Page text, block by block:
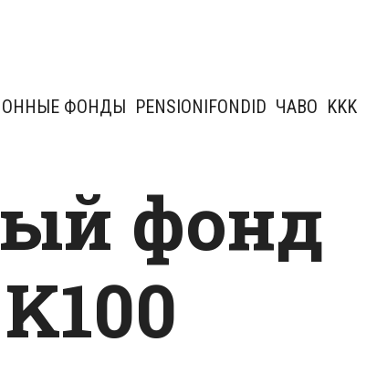
ФОНДЫ PENSIONIFONDID ЧАВО KKK
фонд